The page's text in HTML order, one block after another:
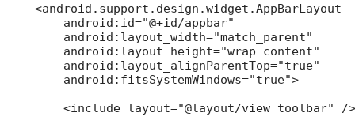
    <android.support.design.widget.AppBarLayout
        android:id="@+id/appbar"
        android:layout_width="match_parent"
        android:layout_height="wrap_content"
        android:layout_alignParentTop="true"
        android:fitsSystemWindows="true">
        <include layout="@layout/view_toolbar" />